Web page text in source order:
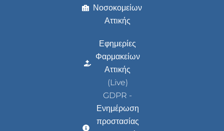
Νοσοκομείων
Αττικής
Εφημερίες
Φαρμακείων
Αττικής
(Live)
GDPR -
Ενημέρωση
προστασίας